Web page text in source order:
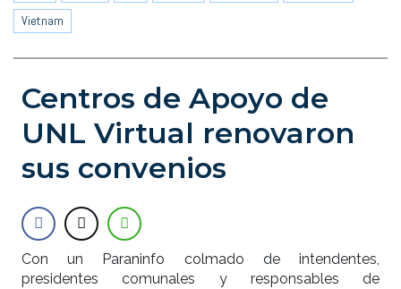
Vietnam
Centros de Apoyo de
UNL Virtual renovaron
sus convenios
Con un Paraninfo colmado de intendentes,
presidentes comunales y responsables de